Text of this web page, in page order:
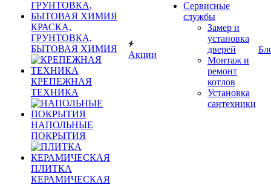
КРАСКА,
ГРУНТОВКА,
БЫТОВАЯ ХИМИЯ
КРЕПЕЖНАЯ
ТЕХНИКА
НАПОЛЬНЫЕ
ПОКРЫТИЯ
ПЛИТКА
КЕРАМИЧЕСКАЯ
Акции
Сервисные
службы
Замер и
установка
дверей
Монтаж и
ремонт
котлов
Установка
сантехники